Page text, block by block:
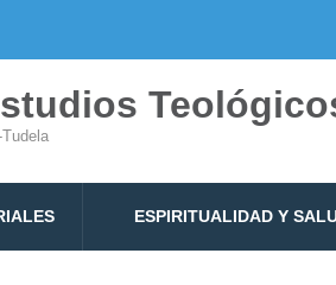
ESPIRITUALIDAD Y